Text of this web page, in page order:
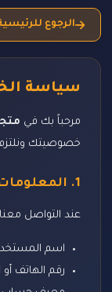
الرجوع
سياسة
مرحباً بك في
خصوصيتك ونلتزم
1. المعلومات التي نجمعها
عند التواصل
اسم
رقم الهاتف أو